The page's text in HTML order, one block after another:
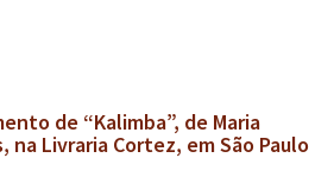
de “Kalimba”, de Maria
na Livraria Cortez, em São Paulo